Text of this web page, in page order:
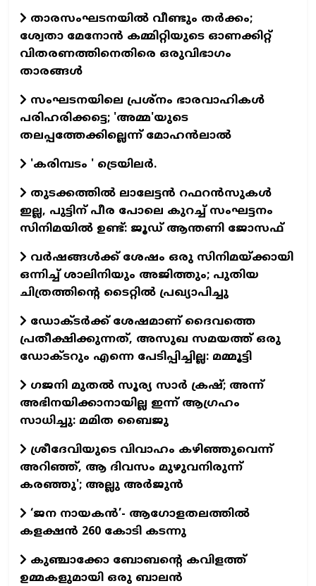
താരസംഘടനയില്‍ വീണ്ടും തര്‍ക്കം;
ശ്വേതാ മേനോന്‍ കമ്മിറ്റിയുടെ ഓണക്കിറ്റ്
വിതരണത്തിനെതിരെ ഒരുവിഭാഗം
താരങ്ങള്‍
സംഘടനയിലെ പ്രശ്നം ഭാരവാഹികൾ
പരിഹരിക്കട്ടെ; 'അമ്മ'യുടെ
തലപ്പത്തേക്കില്ലെന്ന് മോഹൻലാൽ
'കരിമ്പടം ' ട്രെയിലര്‍.
തുടക്കത്തില്‍ ലാലേട്ടന്‍ റഫറന്‍സുകള്‍
ഇല്ല, പുട്ടിന് പീര പോലെ കുറച്ച് സംഘട്ടനം
സിനിമയില്‍ ഉണ്ട്: ജൂഡ് ആന്തണി ജോസഫ്
വര്‍ഷങ്ങള്‍ക്ക് ശേഷം ഒരു സിനിമയ്ക്കായി
ഒന്നിച്ച് ശാലിനിയും അജിത്തും; പുതിയ
ചിത്രത്തിന്റെ ടൈറ്റില്‍ പ്രഖ്യാപിച്ചു
ഡോക്ടര്‍ക്ക് ശേഷമാണ് ദൈവത്തെ
പ്രതീക്ഷിക്കുന്നത്, അസുഖ സമയത്ത് ഒരു
ഡോക്ടറും എന്നെ പേടിപ്പിച്ചില്ല: മമ്മൂട്ടി
ഗജനി മുതല്‍ സൂര്യ സാര്‍ ക്രഷ്; അന്ന്
അഭിനയിക്കാനായില്ല ഇന്ന് ആഗ്രഹം
സാധിച്ചു: മമിത ബൈജു
ശ്രീദേവിയുടെ വിവാഹം കഴിഞ്ഞുവെന്ന്
അറിഞ്ഞ്, ആ ദിവസം മുഴുവനിരുന്ന്
കരഞ്ഞു'; അല്ലു അര്‍ജുന്‍
‘ജന നായകൻ’- ആഗോളതലത്തിൽ
കളക്ഷൻ 260 കോടി കടന്നു
കുഞ്ചാക്കോ ബോബന്റെ കവിളത്ത്
ഉമ്മകളുമായി ഒരു ബാലന്‍